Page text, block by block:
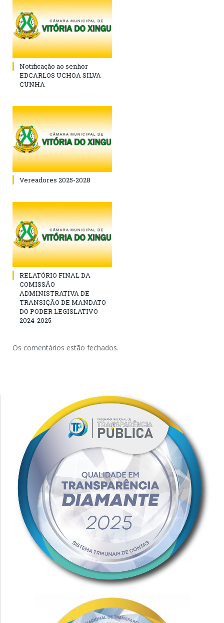
Notificação ao senhor
EDCARLOS UCHOA SILVA
CUNHA
Vereadores 2025-2028
RELATÓRIO FINAL DA
COMISSÃO
ADMINISTRATIVA DE
TRANSIÇÃO DE MANDATO
DO PODER LEGISLATIVO
2024-2025
Os comentários estão fechados.